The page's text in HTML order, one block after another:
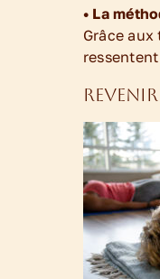
• La
Grâce